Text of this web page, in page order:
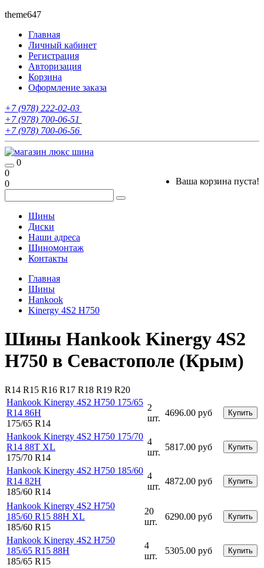
theme647
Главная
Личный кабинет
Регистрация
Авторизация
Корзина
Оформление заказа
+7 (978) 222-02-03
+7 (978) 700-06-51
+7 (978) 700-06-56
0
Ваша корзина пуста!
0
0
Шины
Диски
Наши адреса
Шиномонтаж
Контакты
Главная
Шины
Hankook
Kinergy 4S2 H750
Шины Hankook Kinergy 4S2
H750 в Севастополе (Крым)
R14 R15 R16 R17 R18 R19 R20
Hankook Kinergy 4S2 H750 175/65
R14 86H
175/65 R14
2
шт.
4696.00 руб Купить
Hankook Kinergy 4S2 H750 175/70
R14 88T XL
175/70 R14
4
шт.
5817.00 руб Купить
Hankook Kinergy 4S2 H750 185/60
R14 82H
185/60 R14
4
шт.
4872.00 руб Купить
Hankook Kinergy 4S2 H750
185/60 R15 88H XL
185/60 R15
20
шт.
6290.00 руб Купить
Hankook Kinergy 4S2 H750
185/65 R15 88H
185/65 R15
4
шт.
5305.00 руб Купить